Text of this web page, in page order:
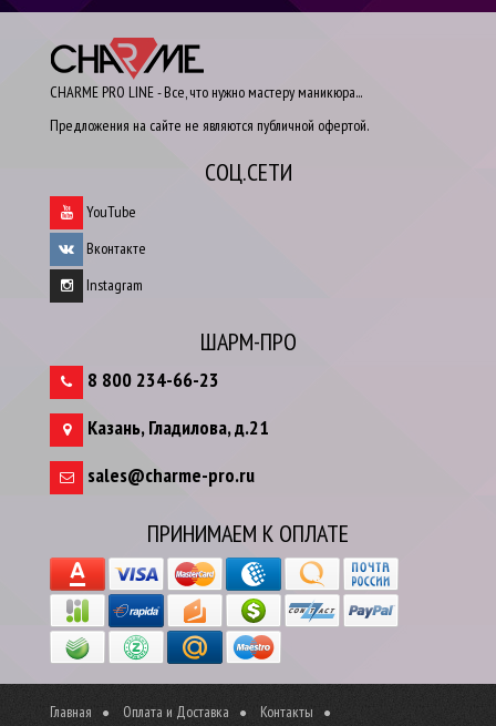
CHARME PRO LINE - Все, что нужно мастеру маникюра...
Предложения на сайте не являются публичной офертой.
СОЦ.СЕТИ
YouTube
Вконтакте
Instagram
ШАРМ-ПРО
8 800 234-66-23
Казань,Гладилова, д.21
sales@charme-pro.ru
ПРИНИМАЕМ К ОПЛАТЕ
Главная Оплата и Доставка
Контакты